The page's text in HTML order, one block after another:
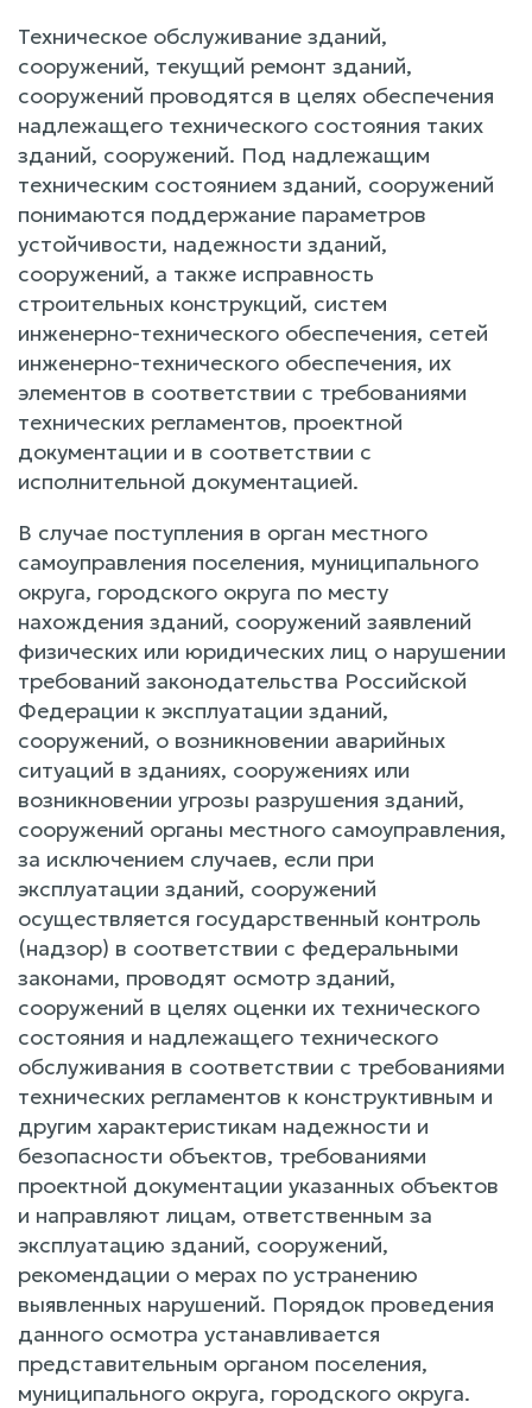
Техническое обслуживание зданий,
сооружений, текущий ремонт зданий,
сооружений проводятся в целях обеспечения
надлежащего технического состояния таких
зданий, сооружений. Под надлежащим
техническим состоянием зданий, сооружений
понимаются поддержание параметров
устойчивости, надежности зданий,
сооружений, а также исправность
строительных конструкций, систем
инженерно-технического обеспечения, сетей
инженерно-технического обеспечения, их
элементов в соответствии с требованиями
технических регламентов, проектной
документации и в соответствии с
исполнительной документацией.
В случае поступления в орган местного
самоуправления поселения, муниципального
округа, городского округа по месту
нахождения зданий, сооружений заявлений
физических или юридических лиц о нарушении
требований законодательства Российской
Федерации к эксплуатации зданий,
сооружений, о возникновении аварийных
ситуаций в зданиях, сооружениях или
возникновении угрозы разрушения зданий,
сооружений органы местного самоуправления,
за исключением случаев, если при
эксплуатации зданий, сооружений
осуществляется государственный контроль
(надзор) в соответствии с федеральными
законами, проводят осмотр зданий,
сооружений в целях оценки их технического
состояния и надлежащего технического
обслуживания в соответствии с требованиями
технических регламентов к конструктивным и
другим характеристикам надежности и
безопасности объектов, требованиями
проектной документации указанных объектов
и направляют лицам, ответственным за
эксплуатацию зданий, сооружений,
рекомендации о мерах по устранению
выявленных нарушений. Порядок проведения
данного осмотра устанавливается
представительным органом поселения,
муниципального округа, городского округа.